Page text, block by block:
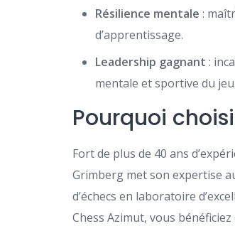
Résilience mentale :
d’apprentissage.
Leadership gagnant :
mentale et sportive du jeu.
Pourquoi
Fort de plus de 40 ans
Grimberg met son expertise
d’échecs en laboratoire
Chess Azimut, vous